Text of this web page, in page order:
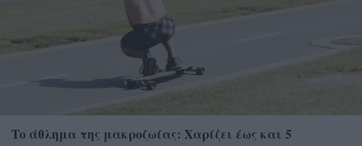
Το άθλημα της μακροζωίας: Χαρίζει έως και 5